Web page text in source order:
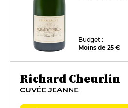
Budget :
Moins de 25 €
Richard Cheurlin
CUVÉE JEANNE